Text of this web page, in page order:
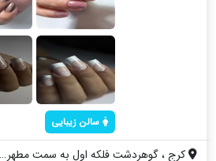
سالن زیبایی
کرج ، گوهردشت فلکه اول به سمت مطهری، نرس...